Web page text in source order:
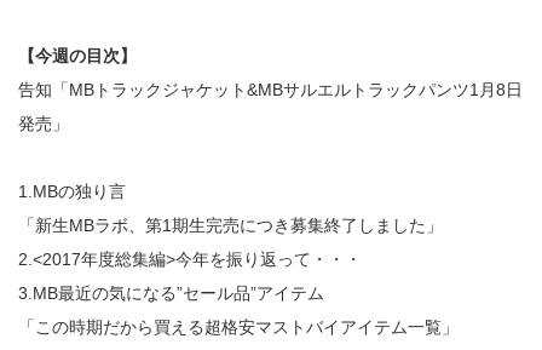
【今週の目次】
告知「MBトラックジャケット&MBサルエルトラックパンツ1月8日
発売」
1.MBの独り言
「新生MBラボ、第1期生完売につき募集終了しました」
2.<2017年度総集編>今年を振り返って・・・
3.MB最近の気になる”セール品”アイテム
「この時期だから買える超格安マストバイアイテム一覧」